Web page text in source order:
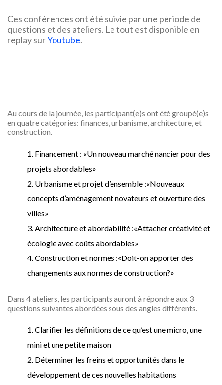
Ces conférences ont été suivie par une période de
questions et des ateliers. Le tout est disponible en
replay surYoutube.
Au cours de la journée, les participant(e)s ont été groupé(e)s
en quatre catégories: finances, urbanisme, architecture, et
construction.
Financement : «Un nouveau marché nancier pour des
projets abordables»
Urbanisme et projet d’ensemble :«Nouveaux
concepts d’aménagement novateurs et ouverture des
villes»
Architecture et abordabilité :«Attacher créativité et
écologie avec coûts abordables»
Construction et normes :«Doit-on apporter des
changements aux normes de construction?»
Dans 4 ateliers, les participants auront à répondre aux 3
questions suivantes abordées sous des angles différents.
Clarifier les définitions de ce qu’est une micro, une
mini et une petite maison
Déterminer les freins et opportunités dans le
développement de ces nouvelles habitations